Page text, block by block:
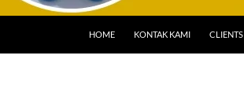
HOME KONTAK KAMI CLIENTS